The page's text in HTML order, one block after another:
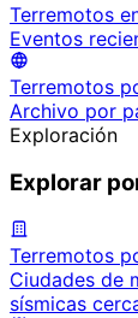
Terremotos
Eventos
Terremotos
Archivo por
Exploración
Explorar
Terremotos
Ciudades de
sísmicas